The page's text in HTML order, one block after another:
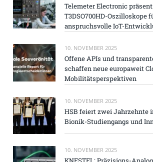
Telemeter Electronic
T3DSO700HD-Oszilloskope
anspruchsvolle IoT-
10. NOVEMBER 2025
Offene APIs und
schaffen neue europaweit
Mobilitätsperspektiven
10. NOVEMBER 2025
HSB feiert zwei Jahrzehnte
Bionik-Studiengangs und
10. NOVEMBER 2025